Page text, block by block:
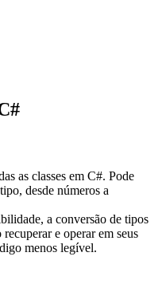
as classes em C#. Pode
desde números a
a conversão de tipos
e operar em seus
menos legível.